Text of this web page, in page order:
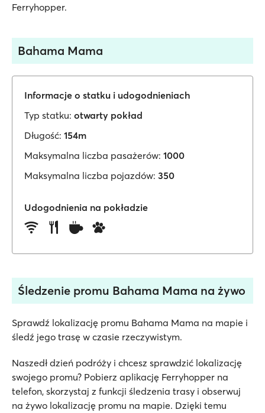
Ferryhopper.
Bahama Mama
Informacje o statku i udogodnieniach
Typ statku: otwarty pokład
Długość: 154m
Maksymalna liczba pasażerów: 1000
Maksymalna liczba pojazdów: 350
Udogodnienia na pokładzie
Śledzenie promu Bahama Mama na żywo
Sprawdź lokalizację promu Bahama Mama na mapie i
śledź jego trasę w czasie rzeczywistym.
Naszedł dzień podróży i chcesz sprawdzić lokalizację
swojego promu? Pobierz aplikację Ferryhopper na
telefon, skorzystaj z funkcji śledzenia trasy i obserwuj
na żywo lokalizację promu na mapie. Dzięki temu